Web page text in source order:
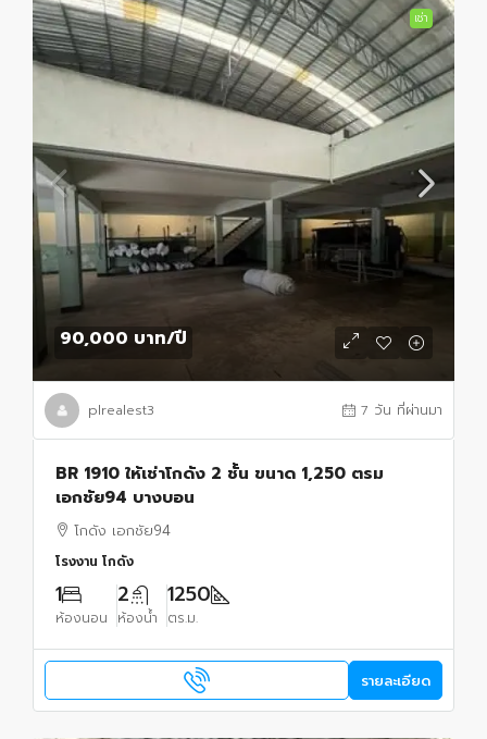
เช่า
90,000 บาท/ปี
plrealest3 7 วัน ที่ผ่านมา
BR 1910 ให้เช่าโกดัง 2 ชั้น ขนาด 1,250 ตรม
เอกชัย94 บางบอน
โกดัง เอกชัย94
โรงงาน โกดัง
1
ห้องนอน
2
ห้องน้ำ
1250
ตร.ม.
รายละเอียด